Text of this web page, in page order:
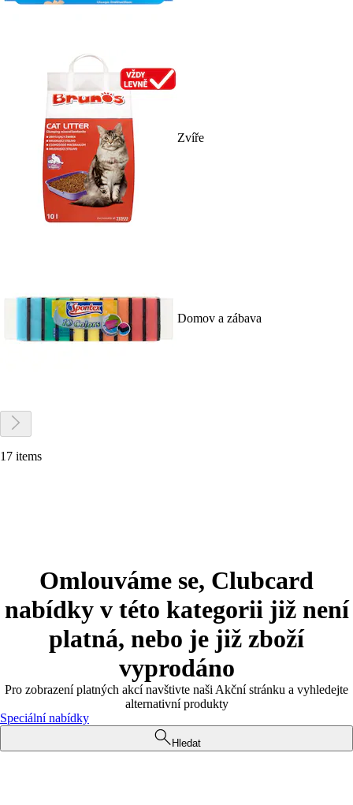
Zvíře
Domov a zábava
17 items
Omlouváme se, Clubcard
nabídky v této kategorii již není
platná, nebo je již zboží
vyprodáno
Pro zobrazení platných akcí navštivte naši Akční stránku a vyhledejte
alternativní produkty
Speciální nabídky
Hledat